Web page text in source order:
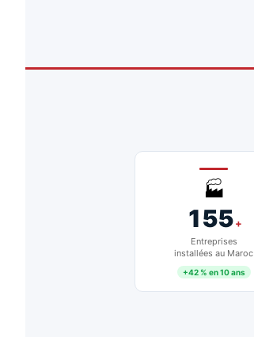
🏭
155+
Entreprises
installées au Maroc
+42 % en 10 ans